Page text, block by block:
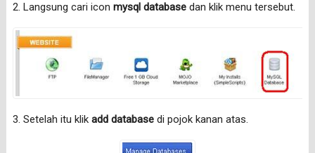
2. Langsung cari icon mysql databasedan klik menu tersebut.
3. Setelah itu klik add databasedi pojok kanan atas.